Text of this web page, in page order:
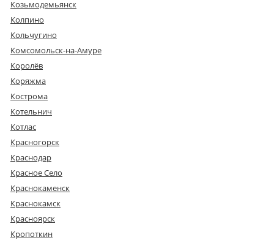
Козьмодемьянск
Колпино
Кольчугино
Комсомольск-на-Амуре
Королёв
Коряжма
Кострома
Котельнич
Котлас
Красногорск
Краснодар
Красное Село
Краснокаменск
Краснокамск
Красноярск
Кропоткин